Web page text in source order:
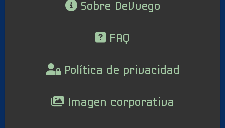
Sobre DeVuego
FAQ
Política de privacidad
Imagen corporativa